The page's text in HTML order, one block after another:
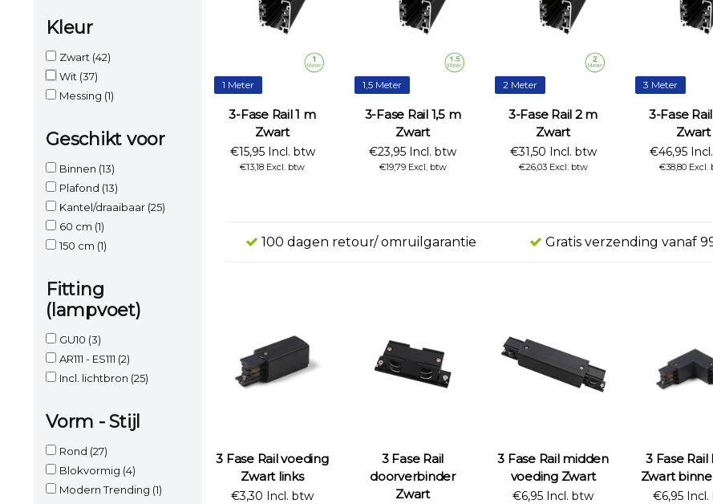
Kleur
Zwart (42)
Wit (37)
Messing (1)
Geschikt voor
Binnen (13)
Plafond (13)
Kantel/draaibaar (25)
60 cm (1)
150 cm (1)
Fitting
(lampvoet)
GU10 (3)
AR111 - ES111 (2)
Incl. lichtbron (25)
Vorm - Stijl
Rond (27)
Blokvormig (4)
Modern Trending (1)
1 Meter
3-Fase Rail 1 m
Zwart
€15,95 Incl. btw
€13,18 Excl. btw
1,5 Meter
3-Fase Rail 1,5 m
Zwart
€23,95 Incl. btw
€19,79 Excl. btw
2 Meter
3-Fase Rail 2 m
Zwart
€31,50 Incl. btw
€26,03 Excl. btw
3 Meter
3-Fase
Zwart
€46,95
€38,80 Excl.
100 dagen retour/ omruilgarantie Gratis verzending vanaf
3 Fase Rail voeding
Zwart links
€3,30 Incl. btw
3 Fase Rail
doorverbinder
Zwart
3 Fase Rail midden
voeding Zwart
€6,95 Incl. btw
3 Fase Rail
Zwart
€6,95